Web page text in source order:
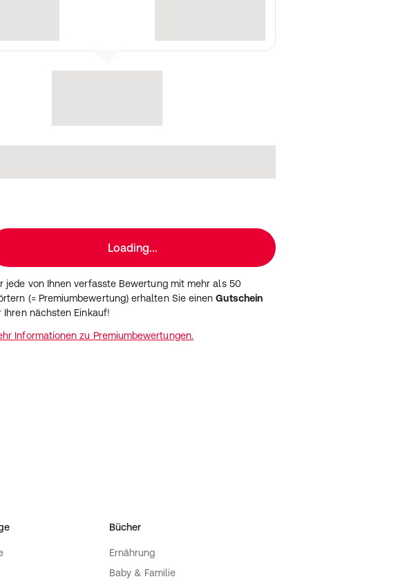
Loading...
jede von Ihnen verfasste Bewertung mit mehr als 50
(= Premiumbewertung) erhalten Sie einenGutschein
Ihren nächsten Einkauf!
Informationen zu Premiumbewertungen.
Bücher
Ernährung
Baby & Familie